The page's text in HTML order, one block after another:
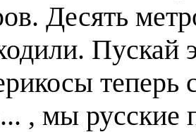
Десять
Пускай
теперь
, мы русские